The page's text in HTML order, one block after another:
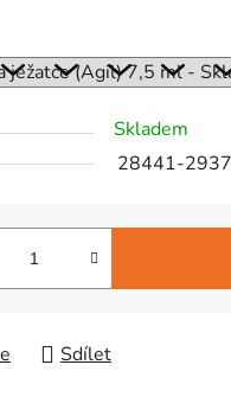
Skladem
28441-2937
Sdílet